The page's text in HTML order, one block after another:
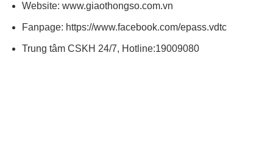
Website: www.giaothongso.com.vn
Fanpage: https://www.facebook.com/epass.vdtc
Trung tâm CSKH 24/7, Hotline:19009080